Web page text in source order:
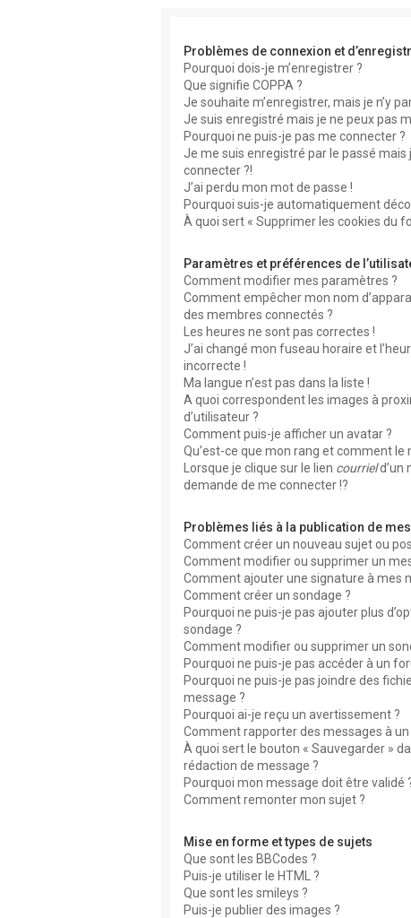
Problèmes de connexion et
Pourquoi dois-je m’enregistrer ?
Que signifie COPPA ?
Je souhaite m’enregistrer, mais je n’y
Je suis enregistré mais je ne peux pas
Pourquoi ne puis-je pas me connecter ?
Je me suis enregistré par le passé mais
connecter ?!
J’ai perdu mon mot de passe !
Pourquoi suis-je automatiquement
À quoi sert « Supprimer les cookies du
Paramètres et préférences de
Comment modifier mes paramètres ?
Comment empêcher mon nom
des membres connectés ?
Les heures ne sont pas correctes !
J’ai changé mon fuseau horaire et
incorrecte !
Ma langue n’est pas dans la liste !
A quoi correspondent les images à
d’utilisateur ?
Comment puis-je afficher un avatar ?
Qu’est-ce que mon rang et comment le
Lorsque je clique sur le lien courrield’un
demande de me connecter !?
Problèmes liés à la publication de
Comment créer un nouveau sujet ou
Comment modifier ou supprimer un
Comment ajouter une signature à mes
Comment créer un sondage ?
Pourquoi ne puis-je pas ajouter plus
sondage ?
Comment modifier ou supprimer un
Pourquoi ne puis-je pas accéder à un
Pourquoi ne puis-je pas joindre des
message ?
Pourquoi ai-je reçu un avertissement ?
Comment rapporter des messages à
À quoi sert le bouton « Sauvegarder »
rédaction de message ?
Pourquoi mon message doit être validé
Comment remonter mon sujet ?
Mise en forme et types de sujets
Que sont les BBCodes ?
Puis-je utiliser le HTML ?
Que sont les smileys ?
Puis-je publier des images ?